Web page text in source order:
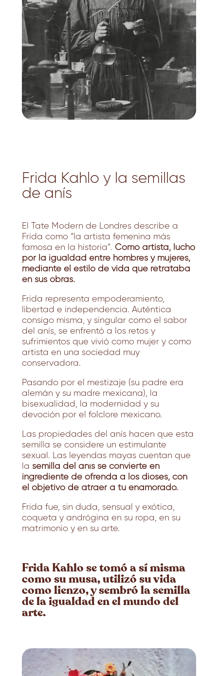
Frida Kahlo y la semillas
de anís
El Tate Modern de Londresdescribe a
Frida como “la artista femenina más
famosa en la historia”. Como artista, luchó
por la igualdad entre hombres y mujeres,
mediante el estilo de vida que retrataba
en sus obras.
Frida representa empoderamiento,
libertad e independencia. Auténtica
consigo misma, y singular como el sabor
del anís, se enfrentó a los retos y
sufrimientos que vivió como mujer y como
artista en una sociedad muy
conservadora.
Pasando por el mestizaje (su padre era
alemán y su madre mexicana), la
bisexualidad, la modernidad y su
devoción por el folclore mexicano.
Las propiedades del anís hacen que esta
semilla se considere un estimulante
sexual. Las leyendas mayas cuentan que
la semilla del anís se convierte en
ingrediente de ofrenda a los dioses, con
el objetivo de atraer a tu enamorado.
Frida fue, sin duda, sensual y exótica,
coqueta y andrógina en su ropa, en su
matrimonio y en su arte.
Frida Kahlo se tomó a sí misma
como su musa, utilizó su vida
como lienzo, y sembró la semilla
de la igualdad en el mundo del
arte.